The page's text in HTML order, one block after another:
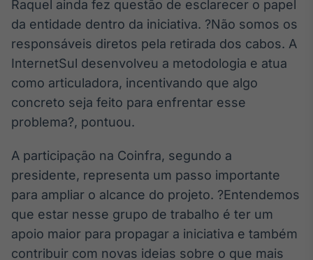
BroadFast
Em breve
Gestão de
Investimentos
Em breve
Raquel ainda fez questão de esclarecer o papel
da entidade dentro da iniciativa. ?Não somos os
responsáveis diretos pela retirada dos cabos. A
InternetSul desenvolveu a metodologia e atua
como articuladora, incentivando que algo
concreto seja feito para enfrentar esse
problema?, pontuou.
A participação na Coinfra, segundo a
presidente, representa um passo importante
para ampliar o alcance do projeto. ?Entendemos
que estar nesse grupo de trabalho é ter um
apoio maior para propagar a iniciativa e também
contribuir com novas ideias sobre o que mais